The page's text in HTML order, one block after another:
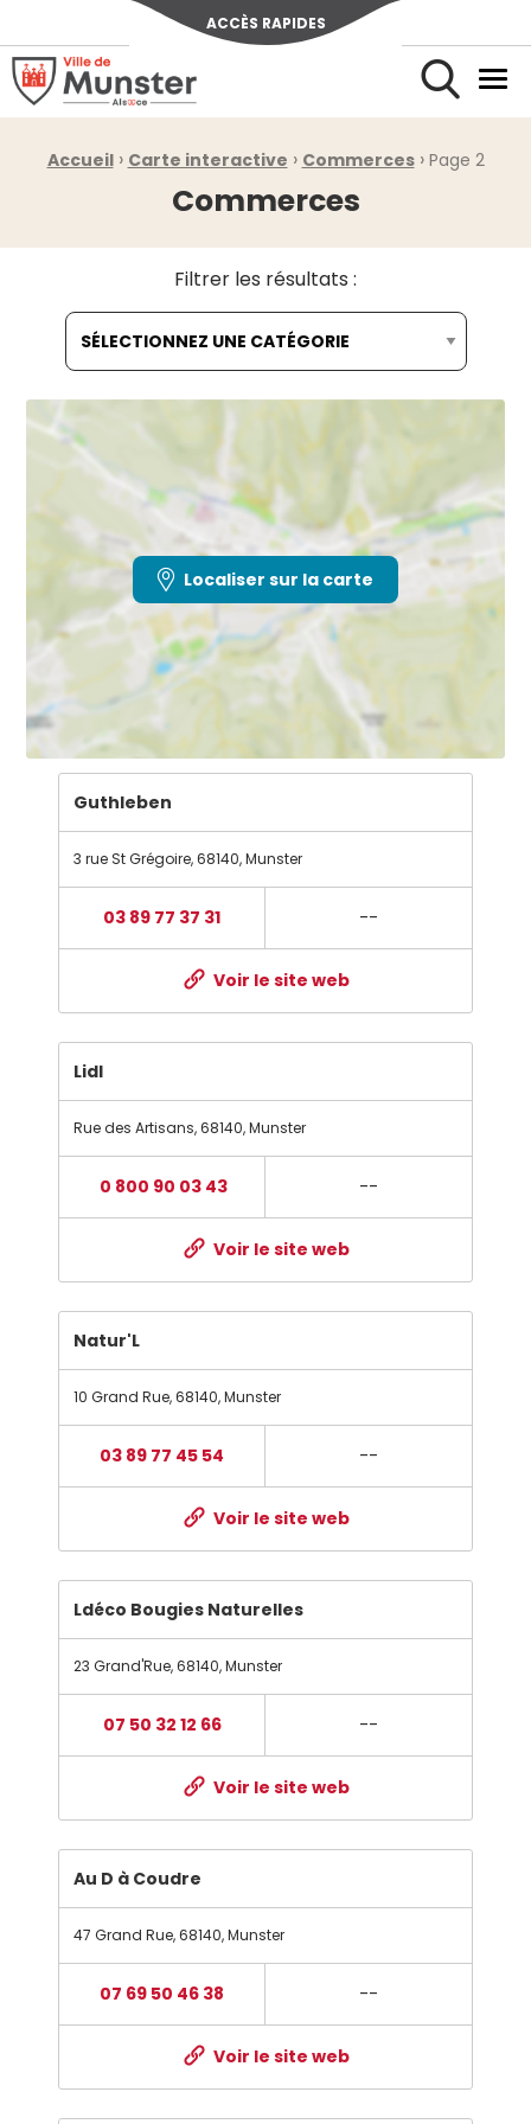
ACCÈS RAPIDES
Ville de Munster (Alsace) Située au cœur de l’Alsace et de
Rechercher
Fil d'Ariane :
Accueil › Carte interactive › Commerces › Page 2
Commerces
Filtrer les résultats :
Localiser sur la carte
Guthleben
3 rue St Grégoire,68140,Munster
03 89 77 37 31 --
Voir le site web
Lidl
Rue des Artisans,68140,Munster
0 800 90 03 43 --
Voir le site web
Natur'L
10 Grand Rue,68140,Munster
03 89 77 45 54 --
Voir le site web
Ldéco Bougies Naturelles
23 Grand'Rue,68140,Munster
07 50 32 12 66 --
Voir le site web
Au D à Coudre
47 Grand Rue,68140,Munster
07 69 50 46 38 --
Voir le site web